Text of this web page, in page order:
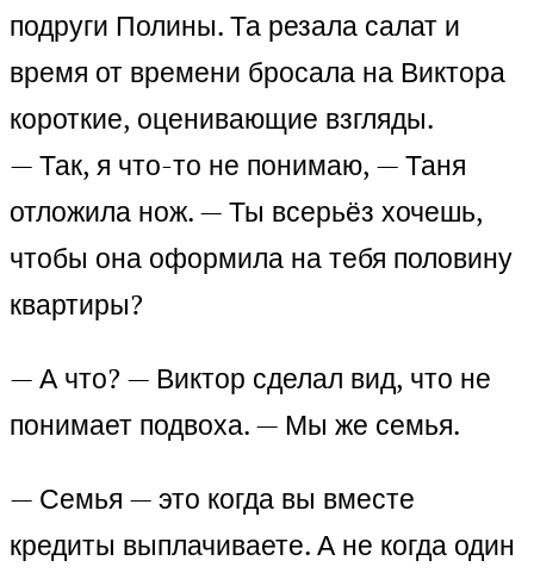
подруги Полины. Та резала салат и
время от времени бросала на Виктора
короткие, оценивающие взгляды.
— Так, я что-то не понимаю, — Таня
отложила нож. — Ты всерьёз хочешь,
чтобы она оформила на тебя половину
квартиры?
— А что? — Виктор сделал вид, что не
понимает подвоха. — Мы же семья.
— Семья — это когда вы вместе
кредиты выплачиваете. А не когда один